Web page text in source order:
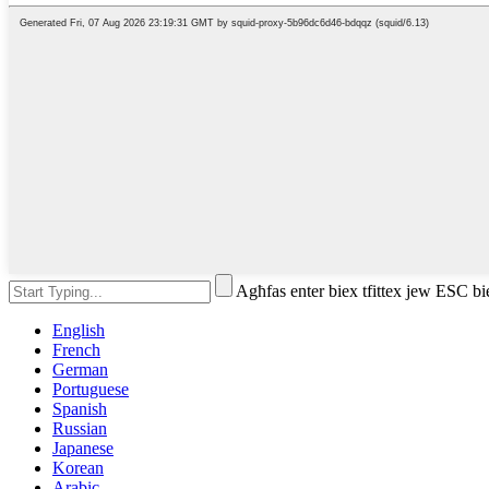
Agħfas enter biex tfittex jew ESC
English
French
German
Portuguese
Spanish
Russian
Japanese
Korean